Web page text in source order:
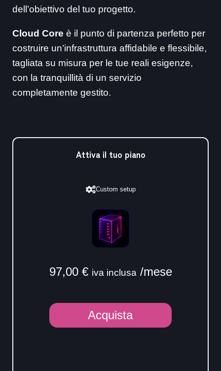
dell’obiettivo del tuo progetto.
Cloud Core è il punto di partenza perfetto per
costruire un’infrastruttura affidabile e flessibile,
tagliata su misura per le tue reali esigenze,
con la tranquillità di un servizio
completamente gestito.
Attiva il tuo piano
Custom setup
97,00 € iva inclusa /mese
Acquista